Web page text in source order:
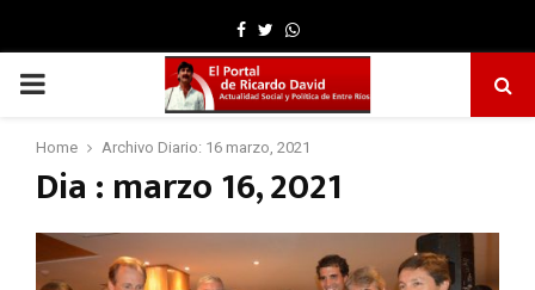
Facebook
TwitterWhatsapp
PRIMARY
MENU
Home Archivo Diario: 16 marzo, 2021
Dia : marzo 16, 2021